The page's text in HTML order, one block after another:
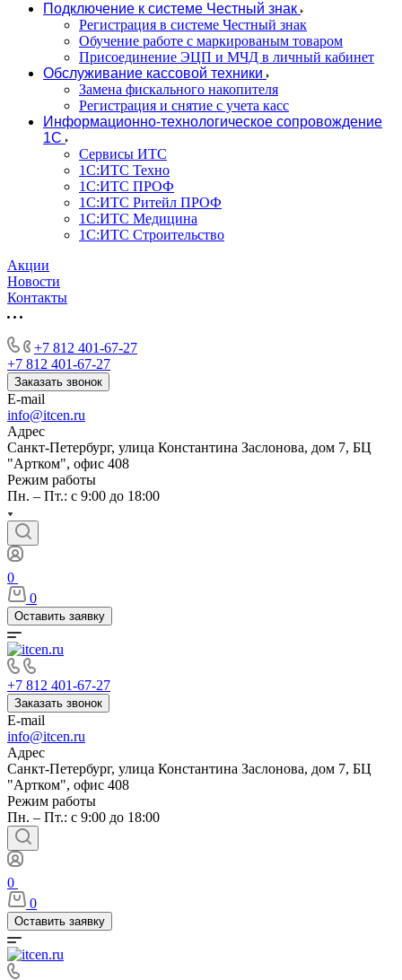
Подключение к системе Честный знак
Регистрация в системе Честный знак
Обучение работе с маркированым товаром
Присоединение ЭЦП и МЧД в личный кабинет
Обслуживание кассовой техники
Замена фискального накопителя
Регистрация и снятие с учета касс
Информационно-технологическое сопровождение
1C
Сервисы ИТС
1С:ИТС Техно
1С:ИТС ПРОФ
1С:ИТС Ритейл ПРОФ
1С:ИТС Медицина
1С:ИТС Строительство
Акции
Новости
Контакты
+7 812 401-67-27
+7 812 401-67-27
Заказать звонок
E-mail
info@itcen.ru
Адрес
Санкт-Петербург, улица Константина Заслонова, дом 7, БЦ
"Артком", офис 408
Режим работы
Пн. – Пт.: с 9:00 до 18:00
0
0
Оставить заявку
+7 812 401-67-27
Заказать звонок
E-mail
info@itcen.ru
Адрес
Санкт-Петербург, улица Константина Заслонова, дом 7, БЦ
"Артком", офис 408
Режим работы
Пн. – Пт.: с 9:00 до 18:00
0
0
Оставить заявку